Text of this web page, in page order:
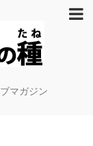
マガジン